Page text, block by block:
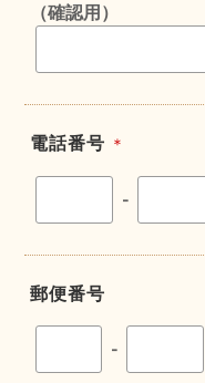
（確認用）
電話番号 ＊
-
郵便番号
-